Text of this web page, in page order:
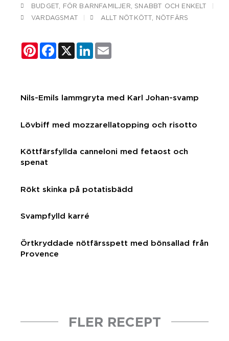
BUDGET
FÖR BARNFAMILJER
SNABBT OCH ENKELT
VARDAGSMAT
ALLT NÖTKÖTT NÖTFÄRS
PinterestFacebook
X LinkedIn
Nils-Emils lammgryta med Karl Johan-svamp
Lövbiff med mozzarellatopping och risotto
Köttfärsfyllda canneloni med fetaost och
spenat
Rökt skinka på potatisbädd
Svampfylld karré
Örtkryddade nötfärsspett med bönsallad från
Provence
FLER RECEPT